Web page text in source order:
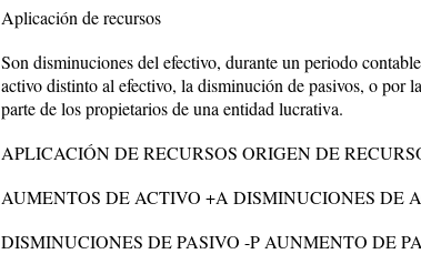
Aplicación de recursos
Son disminuciones del efectivo, durante un periodo
activo distinto al efectivo, la disminución de pasivos, o por
parte de los propietarios de una entidad lucrativa.
APLICACIÓN DE RECURSOS ORIGEN DE
AUMENTOS DE ACTIVO +A DISMINUCIONES DE
DISMINUCIONES DE PASIVO -P AUNMENTO DE